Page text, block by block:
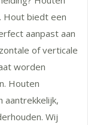
Hout biedt een
aanpast aan
of verticale
worden
Houten
aantrekkelijk,
Wij